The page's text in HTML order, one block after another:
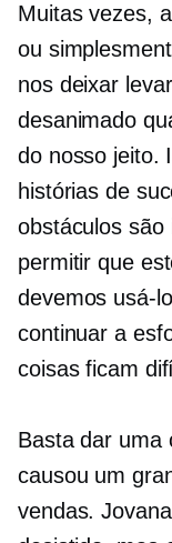
Muitas vezes,
ou
nos deixar
desanimado
do nosso jeito.
histórias de
obstáculos são
permitir que
devemos usá-
continuar a
coisas ficam
Basta dar uma
causou um
vendas.